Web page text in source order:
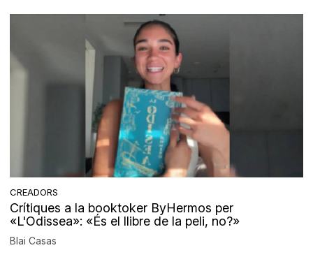
CREADORS
Crítiques a la booktoker ByHermos per
«L'Odissea»: «És el llibre de la peli, no?»
Blai Casas